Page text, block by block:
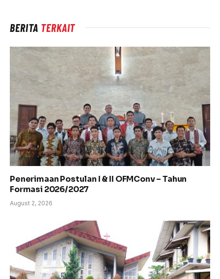
BERITA TERKAIT
Penerimaan Postulan I & II OFMConv – Tahun
Formasi 2026/2027
August 2, 2026